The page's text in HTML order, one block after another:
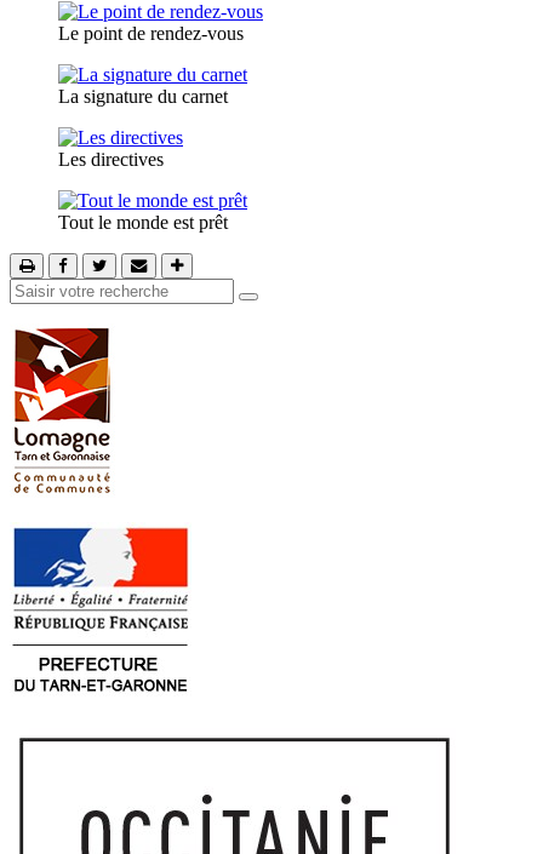
Le point de rendez-vous
La signature du carnet
Les directives
Tout le monde est prêt